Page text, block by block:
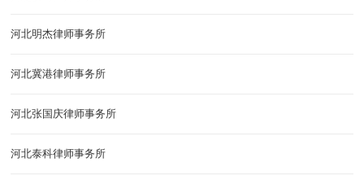
河北明杰律师事务所
河北冀港律师事务所
河北张国庆律师事务所
河北泰科律师事务所